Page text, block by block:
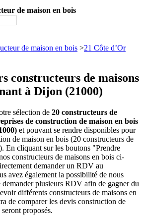
de maison en bois
de maison en bois >21 Côte d’Or
constructeurs de maisons
à Dijon (21000)
sélection de 20 constructeurs de
de construction de maison en bois
et pouvant se rendre disponibles pour
de maison en bois (20 constructeurs de
En cliquant sur les boutons "Prendre
constructeurs de maisons en bois ci-
demander un RDV au
avez également la possibilité de nous
plusieurs RDV afin de gagner du
différents constructeurs de maisons en
de comparer les devis construction de
proposés.